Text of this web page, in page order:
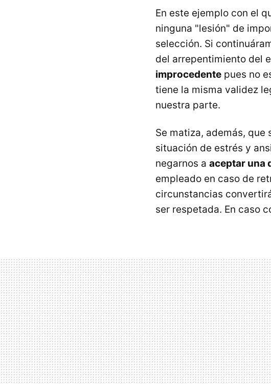
En este ejemplo con el
ninguna "lesión" de
selección. Si
del arrepentimiento del
improcedente pues no
tiene la misma validez
nuestra parte.
Se matiza, además,
situación de estrés y
negarnos a aceptar una
empleado en caso de
circunstancias
ser respetada. En caso